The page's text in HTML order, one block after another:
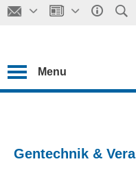
Menu
Gentechnik &